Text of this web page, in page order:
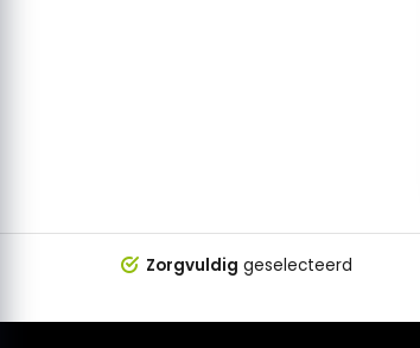
Zorgvuldig geselecteerd